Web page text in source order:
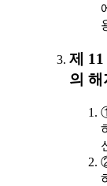
제
의 해